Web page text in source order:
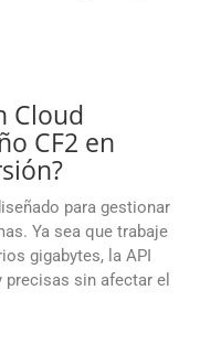
Cloud
CF2 en
para gestionar
Ya sea que trabaje
gigabytes, la API
sin afectar el